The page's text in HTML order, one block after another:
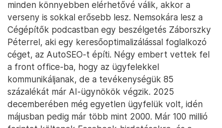
minden könnyebben elérhetővé válik, akkor a
verseny is sokkal erősebb lesz. Nemsokára lesz a
Cégépítők podcastban egy beszélgetés Záborszky
Péterrel, aki egy keresőoptimalizálással foglalkozó
céget, az AutoSEO-t építi. Négy embert vettek fel
a front office-ba, hogy az ügyfelekkel
kommunikáljanak, de a tevékenységük 85
százalékát már AI-ügynökök végzik. 2025
decemberében még egyetlen ügyfelük volt, idén
májusban pedig már több mint 2000. Már 100 millió